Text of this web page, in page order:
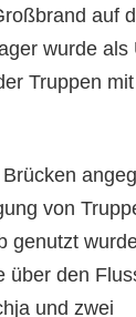
auf
wurde als
Truppen
von
genutzt
über den
und zwei